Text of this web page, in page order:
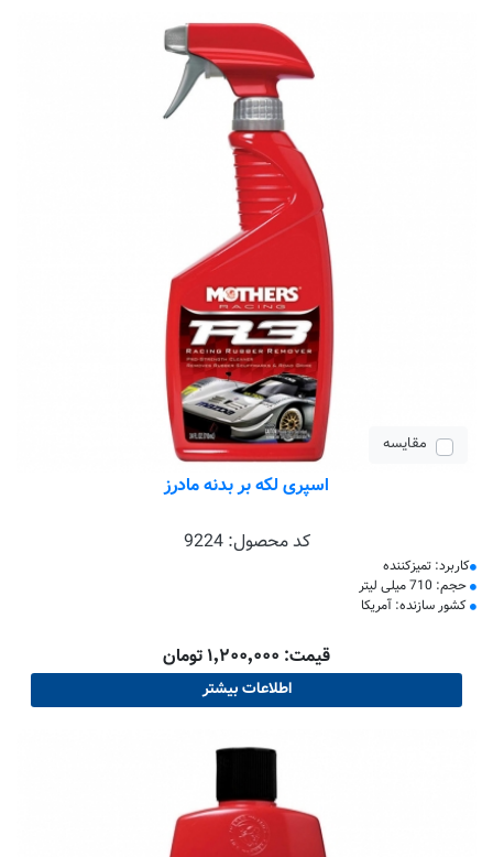
مقایسه
اسپری لکه بر بدنه مادرز
کد محصول:9224
کاربرد: تمیزکننده
حجم: 710 میلی لیتر
کشور سازنده: آمریکا
قیمت: ۱٬۲۰۰٬۰۰۰ تومان
اطلاعات بیشتر